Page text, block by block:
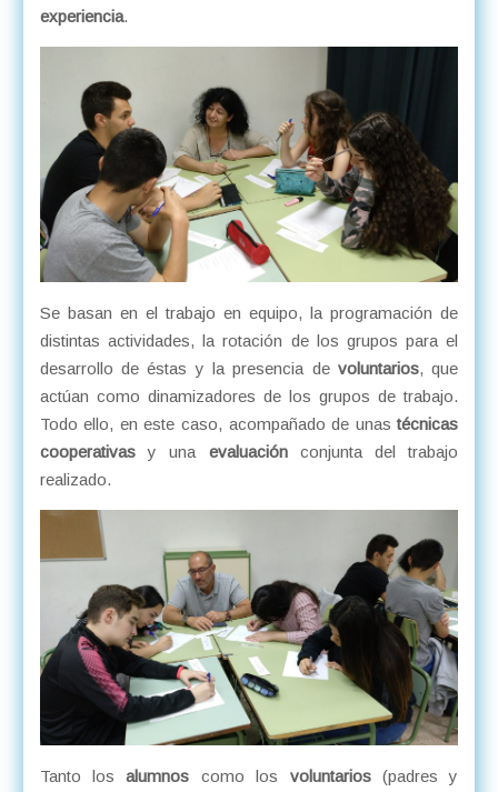
experiencia.
Se basan en el trabajo en equipo, la programación de
distintas actividades, la rotación de los grupos para el
desarrollo de éstas y la presencia de voluntarios, que
actúan como dinamizadores de los grupos de trabajo.
Todo ello, en este caso, acompañado de unastécnicas
cooperativasy una evaluaciónconjunta del trabajo
realizado.
Tanto losalumnos como los voluntarios(padres y